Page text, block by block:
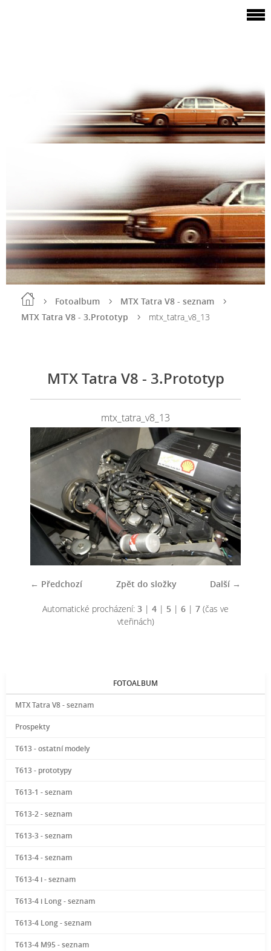
Fotoalbum
MTX Tatra V8 - seznam
MTX Tatra V8 - 3.Prototyp
mtx_tatra_v8_13
MTX Tatra V8 - 3.Prototyp
mtx_tatra_v8_13
← Předchozí Další →
Zpět do složky
Automatické procházení: 3 | 4 | 5 | 6 | 7 (čas ve
vteřinách)
FOTOALBUM
MTX Tatra V8 - seznam
Prospekty
T613 - ostatní modely
T613 - prototypy
T613-1 - seznam
T613-2 - seznam
T613-3 - seznam
T613-4 - seznam
T613-4 i - seznam
T613-4 i Long - seznam
T613-4 Long - seznam
T613-4 M95 - seznam